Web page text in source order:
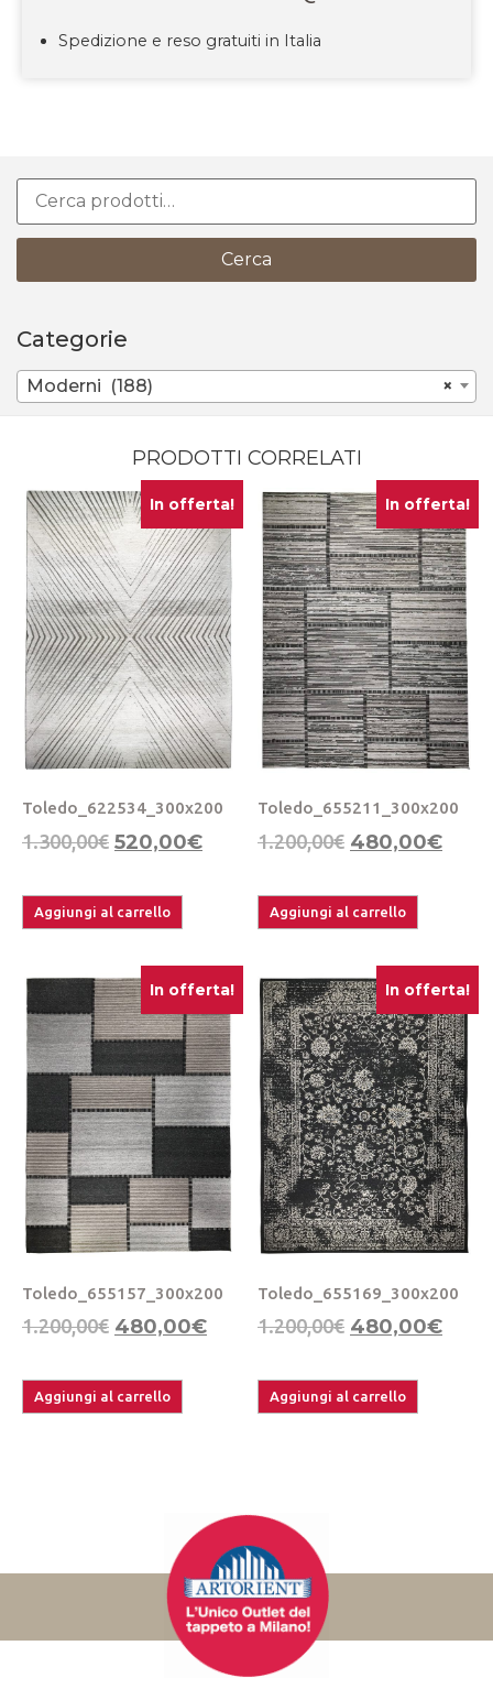
Cerca
Categorie
×
Moderni (188)
Spedizione e reso gratuiti in Italia
PRODOTTI CORRELATI
In offerta!
Toledo_622534_300x200
1.300,00€ 520,00€
Aggiungi al carrello
In offerta!
Toledo_655211_300x200
1.200,00€ 480,00€
Aggiungi al carrello
In offerta!
Toledo_655157_300x200
1.200,00€ 480,00€
Aggiungi al carrello
In offerta!
Toledo_655169_300x200
1.200,00€ 480,00€
Aggiungi al carrello